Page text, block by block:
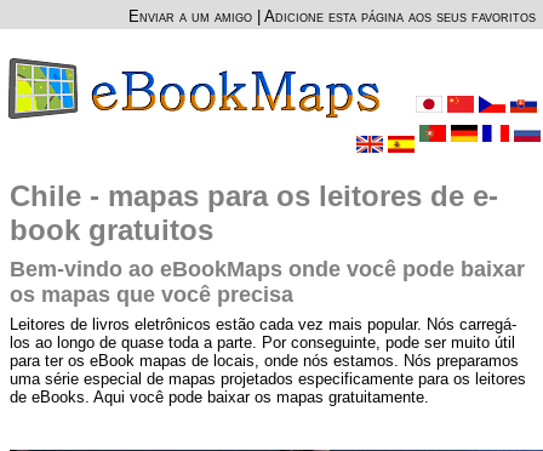
Enviar a um amigo Adicione esta página aos seus favoritos
Chile - mapas para os leitores de e-
book gratuitos
Bem-vindo ao eBookMaps onde você pode baixar
os mapas que você precisa
Leitores de livros eletrônicos estão cada vez mais popular. Nós carregá-
los ao longo de quase toda a parte. Por conseguinte, pode ser muito útil
para ter os eBook mapas de locais, onde nós estamos. Nós preparamos
uma série especial de mapas projetados especificamente para os leitores
de eBooks. Aqui você pode baixar os mapas gratuitamente.